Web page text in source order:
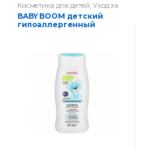
Косметика для детей ,Уход за
волосами
BABY BOOM детский
гипоаллергенный